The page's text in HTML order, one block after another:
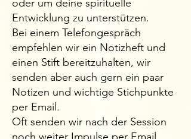
oder um deine spirituelle
Entwicklung zu unterstützen.
​Bei einem Telefongespräch
empfehlen wir ein Notizheft und
einen Stift bereitzuhalten, wir
senden aber auch gern ein paar
Notizen und wichtige Stichpunkte
per Email.
Oft senden wir nach der Session